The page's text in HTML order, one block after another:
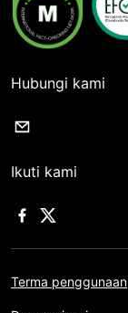
Hubungi kami
Ikuti kami
Terma penggunaan